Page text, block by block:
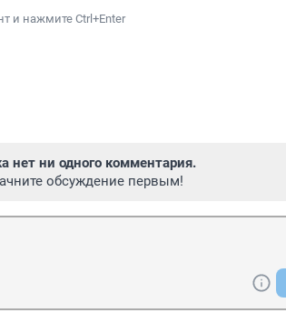
и нажмите Ctrl+Enter
нет ни одного комментария.
обсуждение первым!